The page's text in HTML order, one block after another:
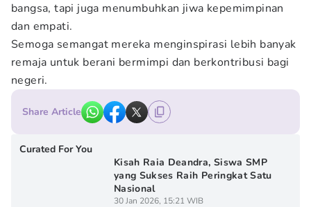
bangsa, tapi juga menumbuhkan jiwa kepemimpinan
dan empati.
Semoga semangat mereka menginspirasi lebih banyak
remaja untuk berani bermimpi dan berkontribusi bagi
negeri.
Share Article
Curated For You
Kisah Raia Deandra, Siswa SMP
yang Sukses Raih Peringkat Satu
Nasional
30 Jan 2026, 15:21 WIB